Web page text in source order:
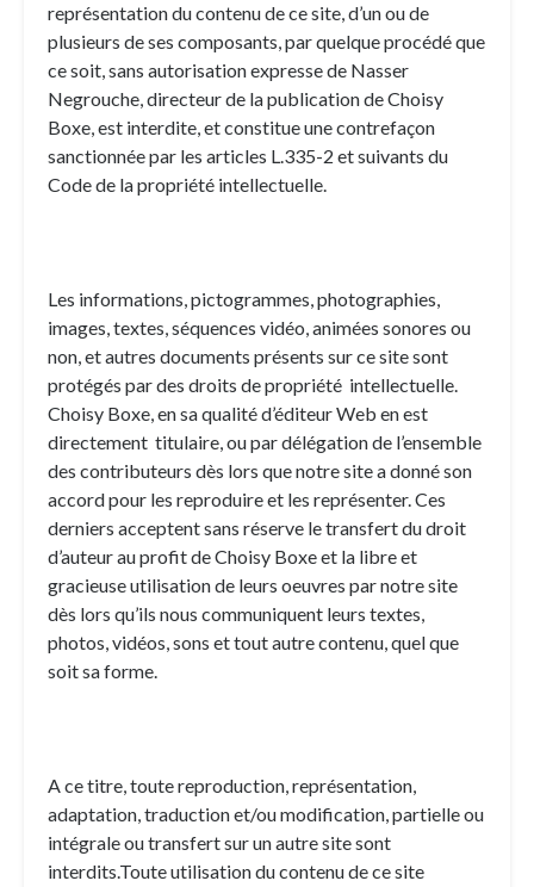
représentation du contenu de ce site, d’un ou de
plusieurs de ses composants, par quelque procédé que
ce soit, sans autorisation expresse de Nasser
Negrouche, directeur de la publication de Choisy
Boxe, est interdite, et constitue une contrefaçon
sanctionnée par les articles L.335-2 et suivants du
Code de la propriété intellectuelle.
Les informations, pictogrammes, photographies,
images, textes, séquences vidéo, animées sonores ou
non, et autres documents présents sur ce site sont
protégés par des droits de propriété intellectuelle.
Choisy Boxe, en sa qualité d’éditeur Web en est
directement titulaire, ou par délégation de l’ensemble
des contributeurs dès lors que notre site a donné son
accord pour les reproduire et les représenter. Ces
derniers acceptent sans réserve le transfert du droit
d’auteur au profit de Choisy Boxe et la libre et
gracieuse utilisation de leurs oeuvres par notre site
dès lors qu’ils nous communiquent leurs textes,
photos, vidéos, sons et tout autre contenu, quel que
soit sa forme.
A ce titre, toute reproduction, représentation,
adaptation, traduction et/ou modification, partielle ou
intégrale ou transfert sur un autre site sont
interdits.Toute utilisation du contenu de ce site